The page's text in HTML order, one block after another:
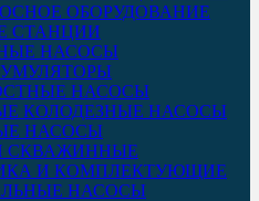
ОБОРУДОВАНИЕ
СТАНЦИИ
НАСОСЫ
НАСОСЫ
КОЛОДЕЗНЫЕ НАСОСЫ
НАСОСЫ
СКВАЖИННЫЕ
И КОМПЛЕКТУЮЩИЕ
НАСОСЫ